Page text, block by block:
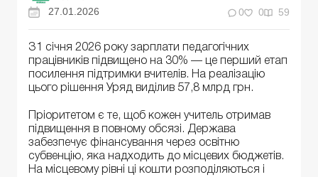
27.01.2026
0 0 59
З1 січня 2026 року зарплати педагогічних
працівників підвищено на 30% — це перший етап
посилення підтримки вчителів. На реалізацію
цього рішення Уряд виділив 57,8 млрд грн.
Пріоритетом є те, щоб кожен учитель отримав
підвищення в повному обсязі. Держава
забезпечує фінансування через освітню
субвенцію, яка надходить до місцевих бюджетів.
На місцевому рівні ці кошти розподіляються і